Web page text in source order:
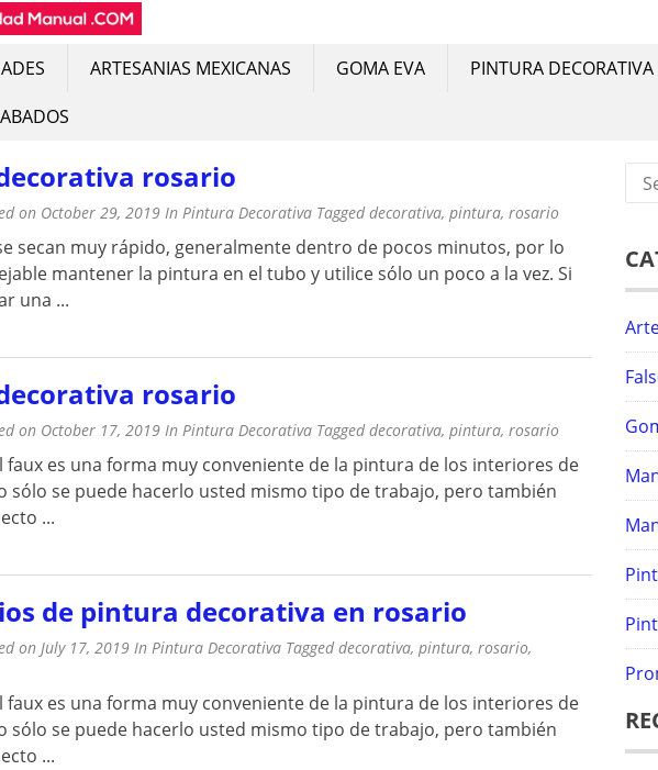
MANUAL
sobre artesanias mexicanas, goma eva, manualidades y pintura
ARTESANIAS MEXICANAS GOMA EVA PINTURA DECORATIVA
rosario
on October 29, 2019 In Pintura Decorativa Taggeddecorativa, pintura, rosario
secan muy rápido, generalmente dentro de pocos minutos, por lo
mantener la pintura en el tubo y utilice sólo un poco a la vez. Si
una ...
rosario
on October 17, 2019 In Pintura Decorativa Taggeddecorativa, pintura, rosario
faux es una forma muy conveniente de la pintura de los interiores de
sólo se puede hacerlo usted mismo tipo de trabajo, pero también
...
de pintura decorativa en rosario
on July 17, 2019 In Pintura Decorativa Taggeddecorativa, pintura, rosario,
faux es una forma muy conveniente de la pintura de los interiores de
sólo se puede hacerlo usted mismo tipo de trabajo, pero también
...
for: